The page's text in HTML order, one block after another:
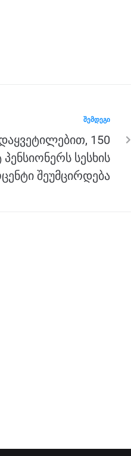
ᲨᲔᲛᲓᲔᲒᲘ
150
პენსიონერს სესხის
შეუმცირდება